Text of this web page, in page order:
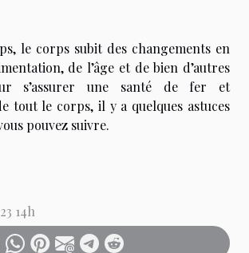
le corps subit des changements en
de l’âge et de bien d’autres
s’assurer une santé de fer et
tout le corps, il y a quelques astuces
pouvez suivre.
14h